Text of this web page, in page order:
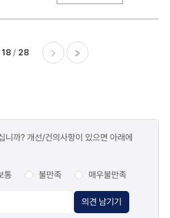
18 28
니까? 개선/건의사항이 있으면 아래에
통 불만족 매우불만족
의견 남기기